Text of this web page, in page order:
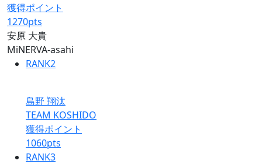
獲得ポイント
1270pts
安原 大貴
MiNERVA-asahi
RANK2
島野 翔汰
TEAM KOSHIDO
獲得ポイント
1060pts
RANK3